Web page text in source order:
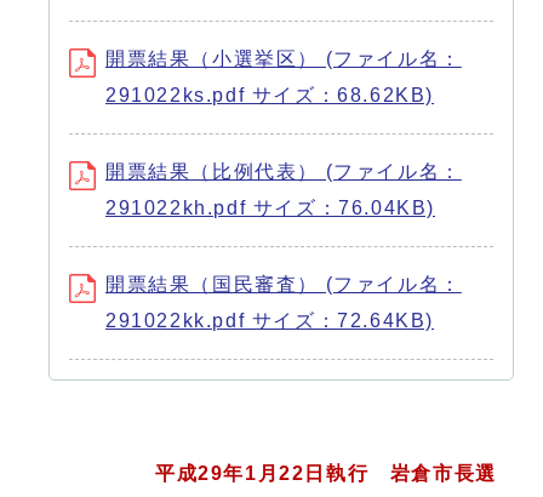
開票結果（小選挙区） (ファイル名：
291022ks.pdf サイズ：68.62KB)
開票結果（比例代表） (ファイル名：
291022kh.pdf サイズ：76.04KB)
開票結果（国民審査） (ファイル名：
291022kk.pdf サイズ：72.64KB)
平成29年1月22日執行 岩倉市長選